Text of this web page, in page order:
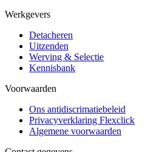
Werkgevers
Detacheren
Uitzenden
Werving & Selectie
Kennisbank
Voorwaarden
Ons antidiscrimatiebeleid
Privacyverklaring Flexclick
Algemene voorwaarden